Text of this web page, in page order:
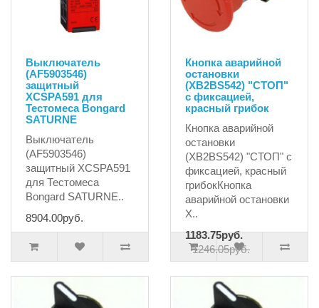
Выключатель
(AF5903546)
защитный
XCSPA591 для
Тестомеса Bongard
SATURNE
Выключатель
(AF5903546)
защитный XCSPA591
для Тестомеса
Bongard SATURNE..
8904.00руб.
Кнопка аварийной
остановки
(XB2BS542) "СТОП"
с фиксацией,
красный грибок
Кнопка аварийной
остановки
(XB2BS542) "СТОП" с
фиксацией, красный
грибокКнопка
аварийной остановки
X..
1183.75руб.
1246.05руб.